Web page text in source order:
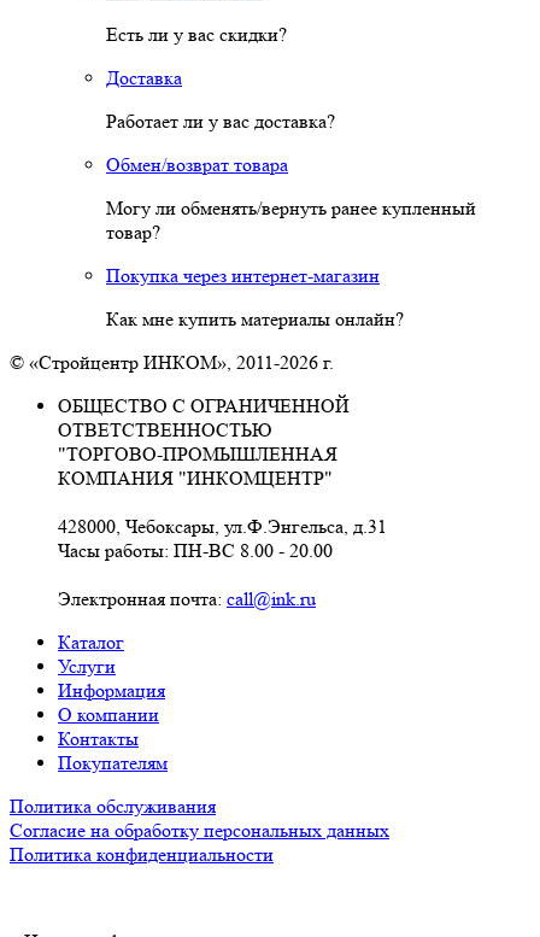
Есть ли у вас скидки?
Доставка
Работает ли у вас доставка?
Обмен/возврат товара
Могу ли обменять/вернуть ранее купленный
товар?
Покупка через интернет-магазин
Как мне купить материалы онлайн?
© «Стройцентр ИНКОМ», 2011-2026 г.
ОБЩЕСТВО С ОГРАНИЧЕННОЙ
ОТВЕТСТВЕННОСТЬЮ
"ТОРГОВО-ПРОМЫШЛЕННАЯ
КОМПАНИЯ "ИНКОМЦЕНТР"
428000, Чебоксары, ул.Ф.Энгельса, д.31
Часы работы: ПН-ВС 8.00 - 20.00
Электронная почта: call@ink.ru
Каталог
Услуги
Информация
О компании
Контакты
Покупателям
Политика обслуживания
Согласие на обработку персональных данных
Политика конфиденциальности